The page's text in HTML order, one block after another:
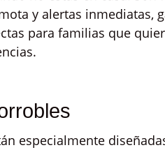
y alertas inmediatas,
para familias que
especialmente